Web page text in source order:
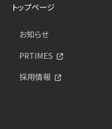
トップページ
お知らせ
PRTIMES
採用情報